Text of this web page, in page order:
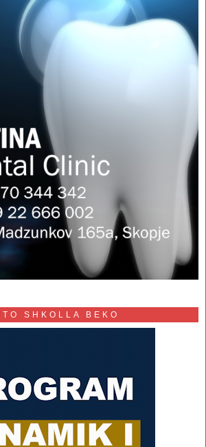
SHKOLLA BEKO